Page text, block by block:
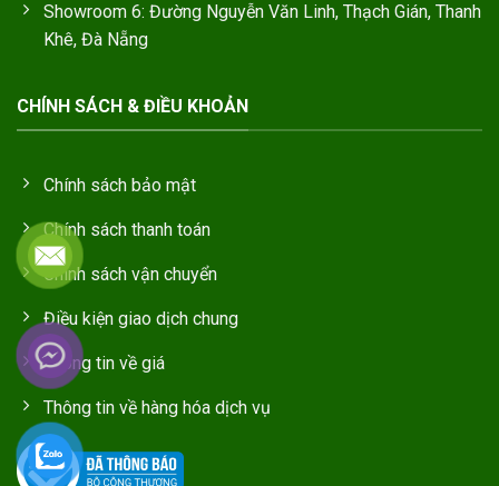
Showroom 6: Đường Nguyễn Văn Linh, Thạch Gián, Thanh
Khê, Đà Nẵng
CHÍNH SÁCH & ĐIỀU KHOẢN
Chính sách bảo mật
Chính sách thanh toán
Chính sách vận chuyển
Điều kiện giao dịch chung
Thông tin về giá
Thông tin về hàng hóa dịch vụ